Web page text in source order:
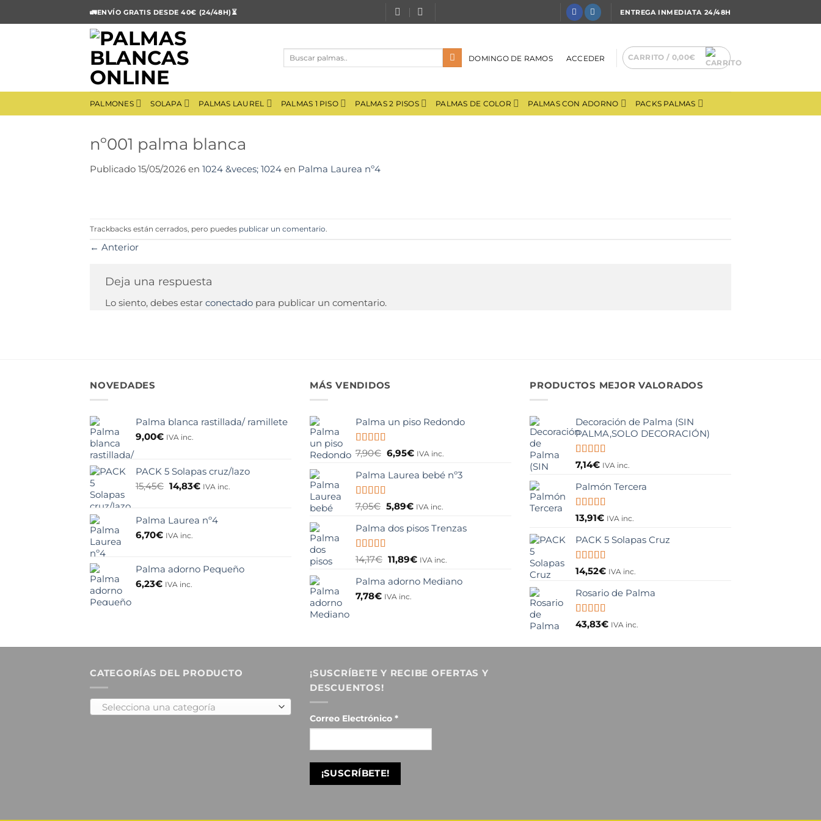
al
🚛ENVÍO GRATIS DESDE 40€ (24/48H)⏳ ENTREGA INMEDIATA 24/48H
Buscar
DOMINGO DE RAMOS ACCEDER CARRITO / 0,00€
PALMONES SOLAPA PALMAS LAUREL PALMAS 1 PISO PALMAS 2 PISOS PALMAS DE COLOR PALMAS CON ADORNO PACKS PALMAS
nº001 palma blanca
Publicado 15/05/2026 en 1024 &veces; 1024 en Palma Laurea nº4
Trackbacks están cerrados, pero puedes publicar un comentario
← Anterior
Deja una respuesta
Lo siento, debes estar conectado para publicar un comentario.
NOVEDADES
Palma blanca rastillada/ ramillete
9,00€ IVA inc.
PACK 5 Solapas cruz/lazo
15,45€ El
era:
15,45€.
14,83€El
es:
IVA inc.
Palma Laurea nº4
6,70€ IVA inc.
Palma adorno Pequeño
6,23€ IVA inc.
MÁS VENDIDOS
Palma un piso Redondo
Valorado
de
5
7,90€ El
original
7,90€.
6,95€El
actual
6,95€.
IVA inc.
Palma Laurea bebé nº3
Valorado
de 5
7,05€ El
original
era:
7,05€.
5,89€El
actual
5,89€.
IVA inc.
Palma dos pisos Trenzas
Valorado
de 5
14,17€ El
original
era:
11,89€El
actual
IVA inc.
Palma adorno Mediano
7,78€ IVA inc.
PRODUCTOS MEJOR VALORADOS
Decoración de Palma (SIN
PALMA,SOLO DECORACIÓN)
Valorado
con
5
7,14€ IVA inc.
Palmón Tercera
Valorado
con
5
13,91€ IVA inc.
PACK 5 Solapas Cruz
Valorado
con
5
14,52€ IVA inc.
Rosario de Palma
Valorado
con
43,83€ IVA inc.
CATEGORÍAS DEL PRODUCTO
Selecciona una categoría
¡SUSCRÍBETE Y RECIBE OFERTAS Y
DESCUENTOS!
Correo Electrónico *